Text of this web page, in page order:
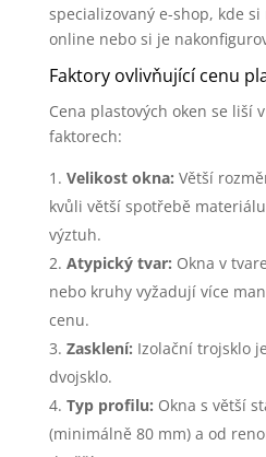
specializovaný e-shop, kde
online nebo si je
Faktory ovlivňující cenu
Cena plastových oken se liší
faktorech:
Velikost okna: Větší
kvůli větší spotřebě
výztuh.
Atypický tvar: Okna v
nebo kruhy vyžadují více
cenu.
Zasklení: Izolační trojsklo
dvojsklo.
Typ profilu: Okna s větší
(minimálně 80 mm) a od